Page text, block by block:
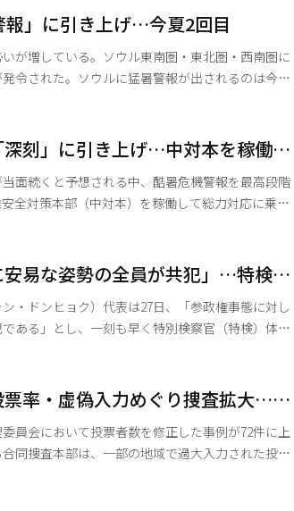
大役を担うことになり、深く光栄に思うと同時
語った。 スティール大使は、現在
報」に引き上げ…今夏2回目
が増している。ソウル東南圏・東北圏・西南圏に
令された。ソウルに猛暑警報が出されるのは今月
・西大
受け、猛暑対応の危機警報を「注意（第1段階）」
た。これに伴い、猛暑総合支援状況室を従来の5班
刻」に引き上げ…中対本を稼働し
面続くと予想される中、酷暑危機警報を最高段階
全対策本部（中対本）を稼働して総力対応に乗り
が今後も続く見通しだ。 中対本はまず、
の影響を受けやすい脆弱階層に対する見守
易な姿勢の全員が共犯」…特検の
・ドンヒョク）代表は27日、「参政権事態に対し
ある」とし、一刻も早く特別検察官（特検）体制
、得票率をはじめ、どのようなものでも電算操作
まや国民はどの数字を信じればよいのか」と強く
率・虚偽入力めぐり捜査拡大…全
員会において投票者数を修正した事例が72件に上
同捜査本部は、一部の地域で過大入力された投票
え、中央選挙管理委員会に対する強制捜査に踏み